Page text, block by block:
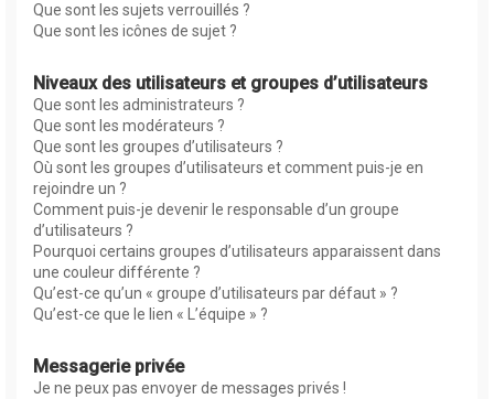
Que sont les sujets verrouillés ?
Que sont les icônes de sujet ?
Niveaux des utilisateurs et groupes d’utilisateurs
Que sont les administrateurs ?
Que sont les modérateurs ?
Que sont les groupes d’utilisateurs ?
Où sont les groupes d’utilisateurs et comment puis-je en
rejoindre un ?
Comment puis-je devenir le responsable d’un groupe
d’utilisateurs ?
Pourquoi certains groupes d’utilisateurs apparaissent dans
une couleur différente ?
Qu’est-ce qu’un « groupe d’utilisateurs par défaut » ?
Qu’est-ce que le lien « L’équipe » ?
Messagerie privée
Je ne peux pas envoyer de messages privés !